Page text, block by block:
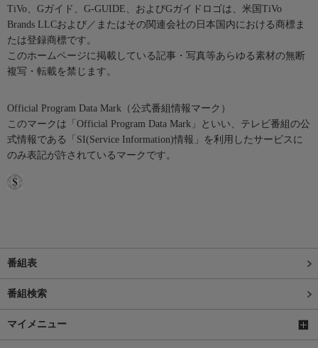
TiVo、Gガイド、G-GUIDE、およびGガイドロゴは、米国TiVo
Brands LLCおよび／またはその関連会社の日本国内における商標ま
たは登録商標です。
このホームページに掲載している記事・写真等あらゆる素材の無断
複写・転載を禁じます。
Official Program Data Mark（公式番組情報マーク）
このマークは「Official Program Data Mark」といい、テレビ番組の公
式情報である「SI(Service Information)情報」を利用したサービスに
のみ表記が許されているマークです。
番組表
番組検索
マイメニュー